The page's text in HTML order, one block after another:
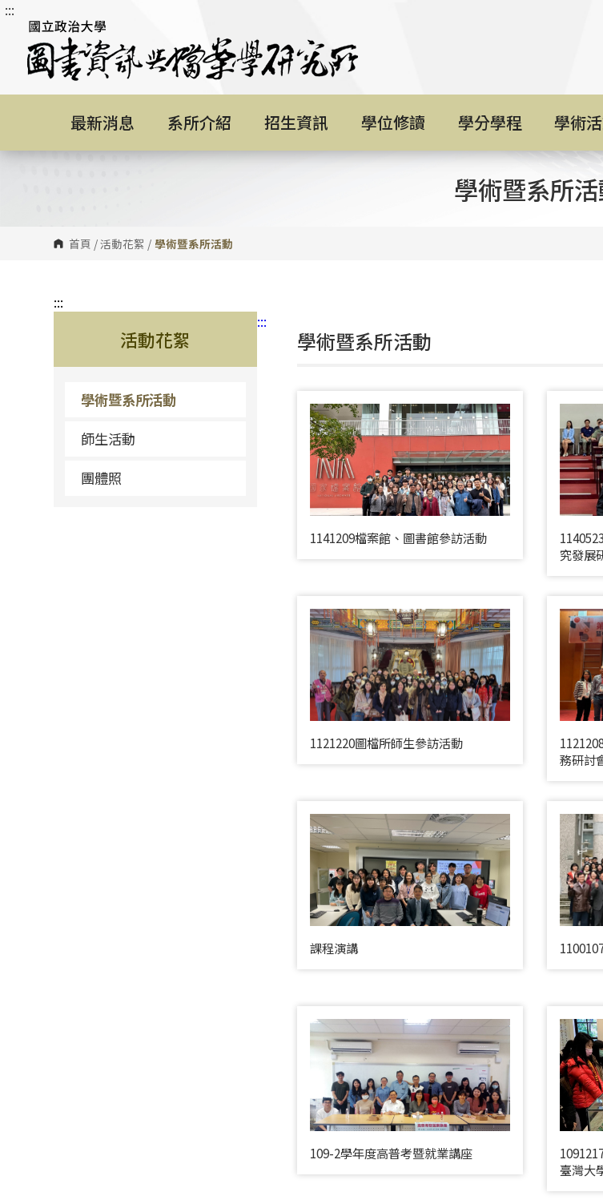
跳
內
塊
:::
最新消息 系所介紹 招生資訊 學位修讀 學分學程 學術
學術暨系所
首頁 /活動花絮 / 學術暨系所活動
:::
活動花絮
學術暨系所活動
師生活動
團體照
:::
學術暨系所活動
1141209檔案館、圖書館參訪活動
究發展
1121220圖檔所師生參訪活動
務研討
課程演講
109-2學年度高普考暨就業講座
臺灣大